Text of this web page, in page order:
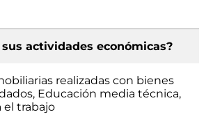
sus actividades económicas?
realizadas con bienes
Educación media técnica,
el trabajo